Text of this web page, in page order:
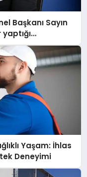
Başkanı Sayın
Yaşam: İhlas
Deneyimi